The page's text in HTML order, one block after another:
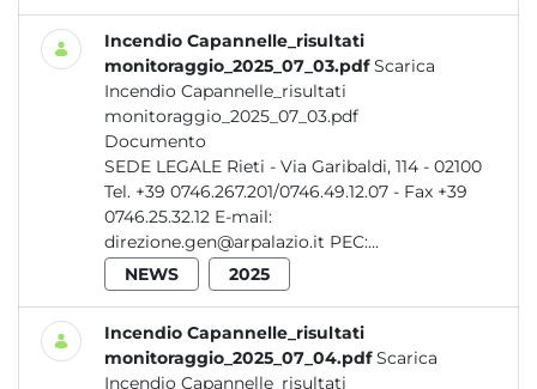
Incendio Capannelle_risultati
monitoraggio_2025_07_03.pdf Scarica
Incendio Capannelle_risultati
monitoraggio_2025_07_03.pdf
Documento
SEDE LEGALE Rieti - Via Garibaldi, 114 - 02100
Tel. +39 0746.267.201/0746.49.12.07 - Fax +39
0746.25.32.12 E-mail:
direzione.gen@arpalazio.it PEC:...
NEWS
2025
Incendio Capannelle_risultati
monitoraggio_2025_07_04.pdf Scarica
Incendio Capannelle_risultati